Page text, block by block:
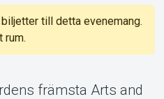
till detta evenemang.
rum.
främsta Arts and